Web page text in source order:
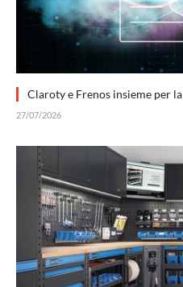
Claroty e Frenos insieme per
27/07/2026